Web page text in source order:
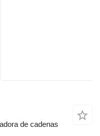
de cadenas